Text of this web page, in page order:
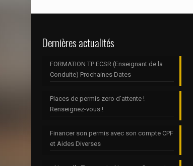
Dernières actualités
FORMATION TP ECSR (Enseignant de la
Conduite) Prochaines Dates
Places de permis zero d’attente !
Renseignez-vous !
Financer son permis avec son compte CPF
et Aides Diverses